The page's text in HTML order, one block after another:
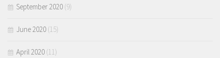
September 2020 (9)
June 2020 (15)
April 2020 (11)